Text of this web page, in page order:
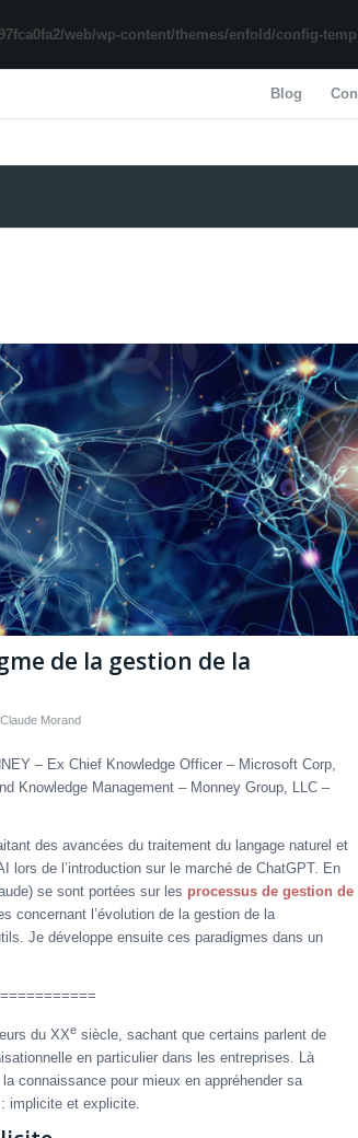
web/wp-content/themes/enfold/config-
Blog
de la gestion de la
Morand
– Ex Chief Knowledge Officer – Microsoft Corp,
Knowledge Management – Monney Group, LLC –
des avancées du traitement du langage naturel et
de l’introduction sur le marché de ChatGPT. En
se sont portées sur les processus de gestion de
concernant l’évolution de la gestion de la
Je développe ensuite ces paradigmes dans un
du XXe siècle, sachant que certains parlent de
en particulier dans les entreprises. Là
connaissance pour mieux en appréhender sa
implicite et explicite.